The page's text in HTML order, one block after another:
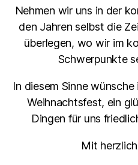
Nehmen wir uns in der
den Jahren selbst die
überlegen, wo wir im
Schwerpunkte
In diesem Sinne
Weihnachtsfest, ein
Dingen für uns
Mit